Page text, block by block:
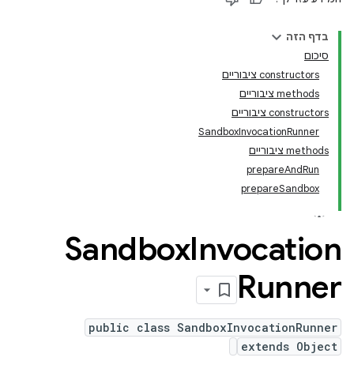
בדף הזה
סיכום
‫constructors ציבוריים
‫methods ציבוריים
‫constructors ציבוריים
SandboxInvocationRunner
‫methods ציבוריים
prepareAndRun
prepareSandbox
SandboxInvocation
Runner
public class SandboxInvocationRunner
extends Object